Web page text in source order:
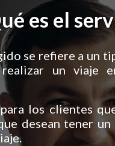
es el
se refiere a un
realizar un viaje
los clientes
desean tener